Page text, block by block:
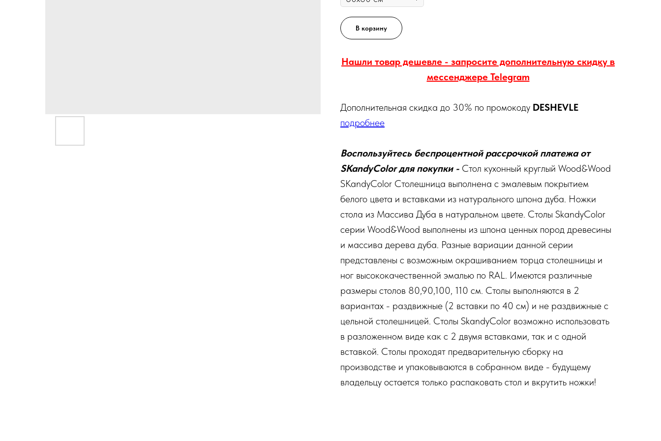
В корзину
Нашли товар дешевле - запросите дополнительную скидку в
мессенджере Telegram
Дополнительная скидка до 30% по промокоду DESHEVLE
подробнее
Воспользуйтесь беспроцентной рассрочкой платежа от
SKandyColor для покупки - Стол кухонный круглый Wood&Wood
SKandyColor Столешница выполнена с эмалевым покрытием
белого цвета и вставками из натурального шпона дуба. Ножки
стола из Массива Дуба в натуральном цвете. Столы SkandyColor
серии Wood&Wood выполнены из шпона ценных пород древесины
и массива дерева дуба. Разные вариации данной серии
представлены с возможным окрашиванием торца столешницы и
ног высококачественной эмалью по RAL. Имеются различные
размеры столов 80,90,100, 110 см. Столы выполняются в 2
вариантах - раздвижные (2 вставки по 40 см) и не раздвижные с
цельной столешницей. Столы SkandyColor возможно использовать
в разложенном виде как с 2 двумя вставками, так и с одной
вставкой. Столы проходят предварительную сборку на
производстве и упаковываются в собранном виде - будущему
владельцу остается только распаковать стол и вкрутить ножки!